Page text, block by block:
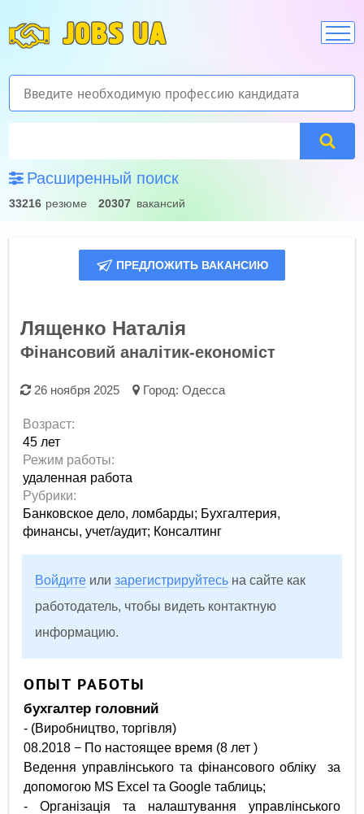
JOBS UA
Расширенный поиск
33216 резюме 20307 вакансий
ПРЕДЛОЖИТЬ ВАКАНСИЮ
Лященко Наталія
Фінансовий аналітик-економіст
26 ноября 2025 Город: Одесса
Возраст:
45 лет
Режим работы:
удаленная работа
Рубрики:
Банковское дело, ломбарды; Бухгалтерия,
финансы, учет/аудит; Консалтинг
Войдите илизарегистрируйтесь на сайте как
работодатель, чтобы видеть контактную
информацию.
ОПЫТ РАБОТЫ
бухгалтер головний
- (Виробництво, торгівля)
08.2018 − По настоящее время (8 лет )
Ведення управлінського та фінансового обліку за
допомогою MS Excel та Google таблиць;
- Організація та налаштування управлінського